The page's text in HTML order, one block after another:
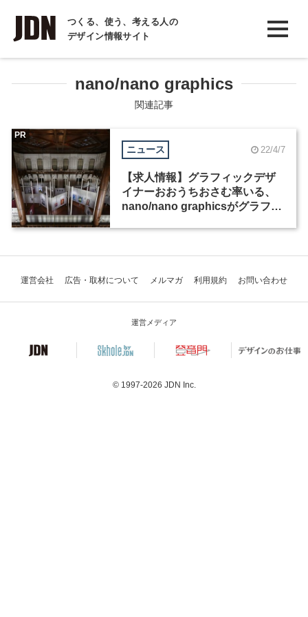
つくる、使う、考える人の
デザイン情報サイト
INTERVIEW
インタビュー
REPORT
COLUMN
コラム
nano/nano graphics
関連記事
ニュース 22/4/7
【求人情報】グラフィックデザ
イナーおおうちおさむ率いる、
nano/nano graphicsがグラフィ
PR
運営会社 広告・取材について メルマガ 利用規約 お問い合わせ
運営メディア
© 1997-2026 JDN Inc.